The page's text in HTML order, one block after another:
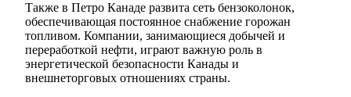
Также в Петро Канаде развита сеть бензоколонок,
обеспечивающая постоянное снабжение горожан
топливом. Компании, занимающиеся добычей и
переработкой нефти, играют важную роль в
энергетической безопасности Канады и
внешнеторговых отношениях страны.